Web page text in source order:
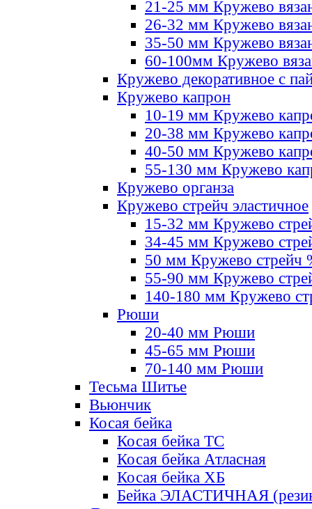
21-25 мм Кружево
26-32 мм Кружево
35-50 мм Кружево
60-100мм Кружево
Кружево декоративное с
Кружево капрон
10-19 мм Кружево
20-38 мм Кружево
40-50 мм Кружево
55-130 мм Кружево
Кружево органза
Кружево стрейч эластичное
15-32 мм Кружево
34-45 мм Кружево
50 мм Кружево стрейч
55-90 мм Кружево
140-180 мм Кружево
Рюши
20-40 мм Рюши
45-65 мм Рюши
70-140 мм Рюши
Тесьма Шитье
Вьюнчик
Косая бейка
Косая бейка ТС
Косая бейка Атласная
Косая бейка ХБ
Бейка ЭЛАСТИЧНАЯ